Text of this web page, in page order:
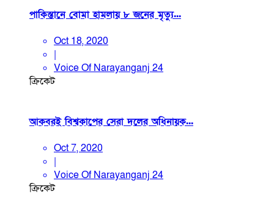
পাকিস্তানে বোমা হামলায় ৮ জনের মৃত্যু...
Oct 18, 2020
|
Voice Of Narayanganj 24
ক্রিকেট
আকবরই বিশ্বকাপের সেরা দলের অধিনায়ক...
Oct 7, 2020
|
Voice Of Narayanganj 24
ক্রিকেট